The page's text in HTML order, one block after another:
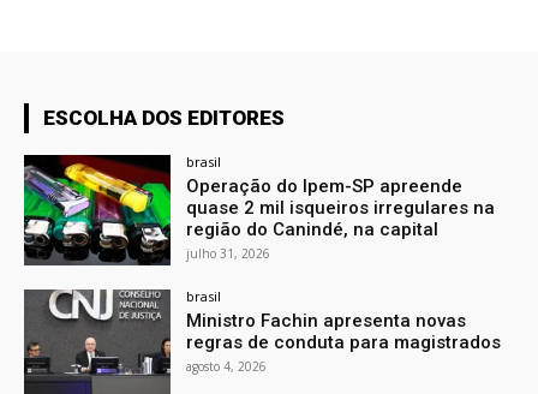
ESCOLHA DOS EDITORES
brasil
Operação do Ipem-SP apreende
quase 2 mil isqueiros irregulares na
região do Canindé, na capital
julho 31, 2026
brasil
Ministro Fachin apresenta novas
regras de conduta para magistrados
agosto 4, 2026